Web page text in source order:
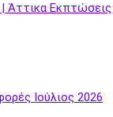
Άττικα Εκπτώσεις
Ιούλιος 2026